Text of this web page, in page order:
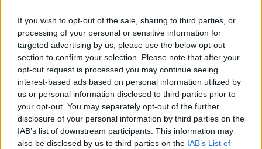
If you wish to opt-out of the sale, sharing to third parties, or
processing of your personal or sensitive information for
targeted advertising by us, please use the below opt-out
section to confirm your selection. Please note that after your
opt-out request is processed you may continue seeing
interest-based ads based on personal information utilized by
us or personal information disclosed to third parties prior to
your opt-out. You may separately opt-out of the further
disclosure of your personal information by third parties on the
IAB’s list of downstream participants. This information may
also be disclosed by us to third parties on the IAB’s List of
finisce qui, troppe complicazioni coi
problemi extra calcio»
2 Ago 2026
L'Iglesias si rinforza con Papa Seck e
Diawara, al Bonorva il difensore Balbo
1 Ago 2026
Colpo del Tortolì: arriva il centrocampista
figlio d'arte Bruno Conti
1 Ago 2026